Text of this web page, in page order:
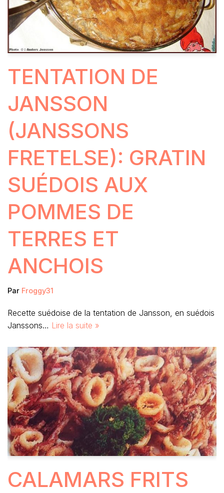
TENTATION DE
JANSSON
(JANSSONS
FRETELSE): GRATIN
SUÉDOIS AUX
POMMES DE
TERRES ET
ANCHOIS
Par Froggy31
Recette suédoise de la tentation de Jansson, en suédois
Janssons… Lire la suite »
CALAMARS FRITS